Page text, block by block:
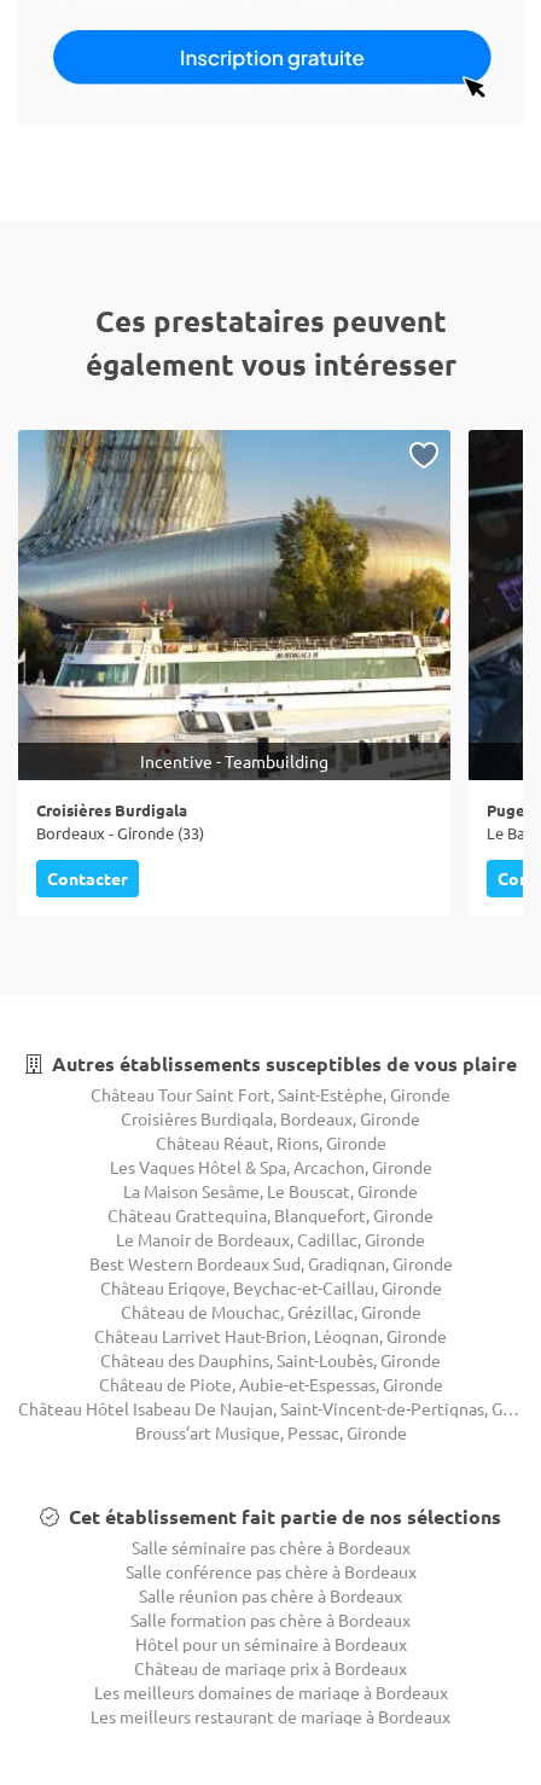
Ces prestataires peuvent
également vous intéresser
Incentive - Teambuilding
Croisières Burdigala
Bordeaux - Gironde (33)
Contacter
Puges
Le
Autres établissements susceptibles de vous plaire
Château Tour Saint Fort, Saint-Estèphe, Gironde
Croisières Burdigala, Bordeaux, Gironde
Château Réaut, Rions, Gironde
Les Vagues Hôtel & Spa, Arcachon, Gironde
La Maison Sesâme, Le Bouscat, Gironde
Château Grattequina, Blanquefort, Gironde
Le Manoir de Bordeaux, Cadillac, Gironde
Best Western Bordeaux Sud, Gradignan, Gironde
Château Erigoye, Beychac-et-Caillau, Gironde
Château de Mouchac, Grézillac, Gironde
Château Larrivet Haut-Brion, Léognan, Gironde
Château des Dauphins, Saint-Loubès, Gironde
Château de Piote, Aubie-et-Espessas, Gironde
Château Hôtel Isabeau De Naujan, Saint-Vincent-de-Pertignas, Gironde
Brouss’art Musique, Pessac, Gironde
Cet établissement fait partie de nos sélections
Salle séminaire pas chère à Bordeaux
Salle conférence pas chère à Bordeaux
Salle réunion pas chère à Bordeaux
Salle formation pas chère à Bordeaux
Hôtel pour un séminaire à Bordeaux
Château de mariage prix à Bordeaux
Les meilleurs domaines de mariage à Bordeaux
Les meilleurs restaurant de mariage à Bordeaux